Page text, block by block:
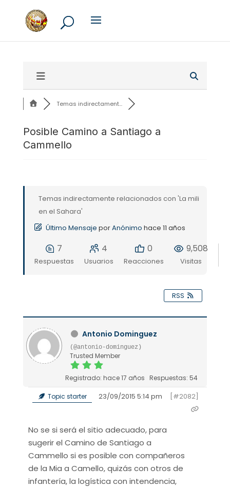
Temas indirectament...
Posible Camino a Santiago a
Cammello
Temas indirectamente relacionados con 'La mili
en el Sahara'
Último Mensaje porAnónimo hace 11 años
7
Respuestas
4
Usuarios
0
Reacciones
9,508
Visitas
RSS
Antonio Dominguez
(@antonio-dominguez)
Trusted Member
Registrado: hace 17 años Respuestas: 54
Topic starter 23/09/2015 5:14 pm [#2082]
No se si será el sitio adecuado, para
sugerir el Camino de Santiago a
Cammello si es posible con compañeros
de la Mia a Camello, quizás con otros de
infantería, la logística con intendencia,